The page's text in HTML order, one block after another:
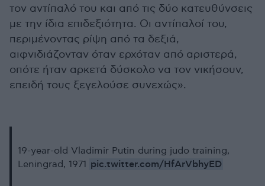
τον αντίπαλό του και από τις δύο κατευθύνσεις
με την ίδια επιδεξιότητα. Οι αντίπαλοί του,
περιμένοντας ρίψη από τα δεξιά,
αιφνιδιάζονταν όταν ερχόταν από αριστερά,
οπότε ήταν αρκετά δύσκολο να τον νικήσουν,
επειδή τους ξεγελούσε συνεχώς».
19-year-old Vladimir Putin during judo training,
Leningrad, 1971 pic.twitter.com/HfArVbhyED